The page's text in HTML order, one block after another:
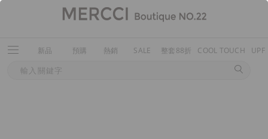
新品 預購 熱銷 SALE 整套88折 COOL TOUCH